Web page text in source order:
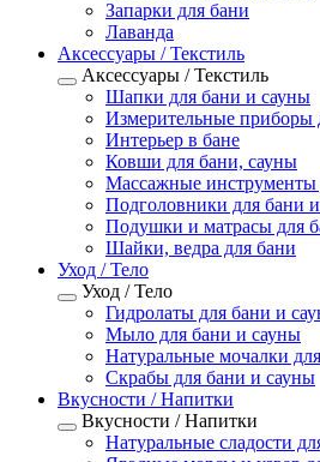
Запарки для бани
Лаванда
Аксессуары / Текстиль
Аксессуары / Текстиль
Шапки для бани и сауны
Измерительные приборы
Интерьер в бане
Ковши для бани, сауны
Массажные инструменты
Подголовники для бани
Подушки и матрасы для
Шайки, ведра для бани
Уход / Тело
Уход / Тело
Гидролаты для бани и
Мыло для бани и сауны
Натуральные мочалки
Скрабы для бани и сауны
Вкусности / Напитки
Вкусности / Напитки
Натуральные сладости